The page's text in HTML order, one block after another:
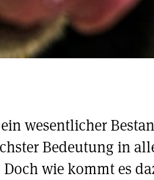
wesentlicher
Bedeutung in
wie kommt es